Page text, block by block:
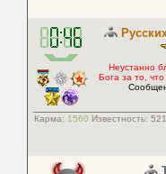
Неустанно
Бога за то, что
Карма: 1560 Известность: 521